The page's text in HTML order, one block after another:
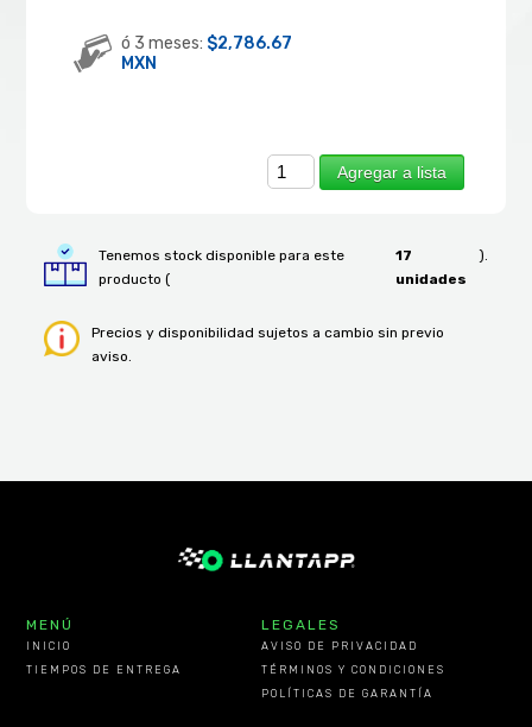
ó 3 meses: $2,786.67
MXN
Agregar a lista
Tenemos stock disponible para este
producto (
17
unidades
).
Precios y disponibilidad sujetos a cambio sin previo
aviso.
MENÚ
INICIO
TIEMPOS DE ENTREGA
LEGALES
AVISO DE PRIVACIDAD
TÉRMINOS Y CONDICIONES
POLÍTICAS DE GARANTÍA